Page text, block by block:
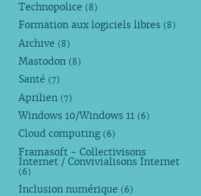
Technopolice (8)
Formation aux logiciels libres (8)
Archive (8)
Mastodon (8)
Santé (7)
Aprilien (7)
Windows 10/Windows 11 (6)
Cloud computing (6)
Framasoft - Collectivisons
Internet / Convivialisons Internet
(6)
Inclusion numérique (6)